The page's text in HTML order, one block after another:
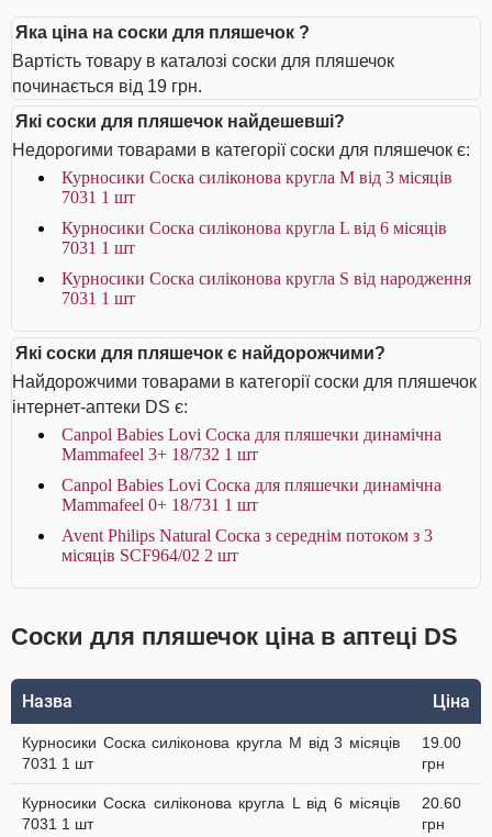
Яка ціна на соски для пляшечок ?
Вартість товару в каталозі соски для пляшечок
починається від 19 грн.
Які соски для пляшечок найдешевші?
Недорогими товарами в категорії соски для пляшечок є:
Курносики Соска силіконова кругла M від 3 місяців
7031 1 шт
Курносики Соска силіконова кругла L від 6 місяців
7031 1 шт
Курносики Соска силіконова кругла S від народження
7031 1 шт
Які соски для пляшечок є найдорожчими?
Найдорожчими товарами в категорії соски для пляшечок
інтернет-аптеки DS є:
Canpol Babies Lovi Соска для пляшечки динамічна
Mammafeel 3+ 18/732 1 шт
Canpol Babies Lovi Соска для пляшечки динамічна
Mammafeel 0+ 18/731 1 шт
Avent Philips Natural Соска з середнім потоком з 3
місяців SCF964/02 2 шт
Соски для пляшечок ціна в аптеці DS
Назва Ціна
Курносики Соска силіконова кругла M від 3 місяців
7031 1 шт
19.00
грн
Курносики Соска силіконова кругла L від 6 місяців
7031 1 шт
20.60
грн